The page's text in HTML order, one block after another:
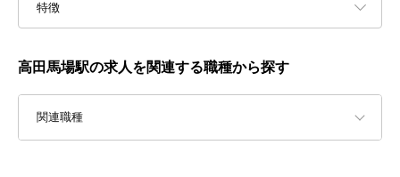
特徴
高田馬場駅の求人を関連する職種から探す
関連職種